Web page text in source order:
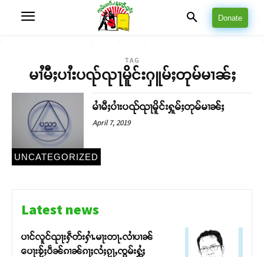
Donate
TAG
မၢႆမီႈပၢႆးပၺ်ၺႃမိူင်းႁူမ်ႈတုမ်မၢၼ်ႈ
UNCATEGORIZED
မၢႆမီႈပၢႆးပၺ်ၺႃမိူင်းႁူမ်ႈတုမ်မၢၼ်ႈ
April 7, 2019
Latest news
ပၢင်လူင်ၺႃးႁဵတ်းႁၢႆႉမႃးတႃႉလၢႆပၢၼ် ​​
ပေႃးၶႂ်ႈပဵၼ်ၵၢၼ်ၵႃႈလႆႈၵႂႃႇၸွမ်းႁွႆႈ